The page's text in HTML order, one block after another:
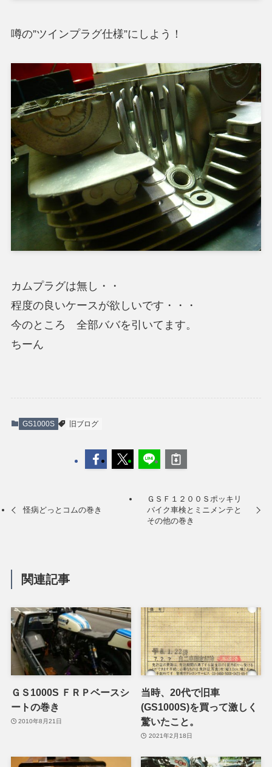
噂の”ツインプラグ仕様”にしよう！
カムプラグは無し・・
程度の良いケースが欲しいです・・・
今のところ 全部ババを引いてます。
ちーん
GS1000S 旧ブログ
怪病どっとコムの巻き
ＧＳＦ１２００Ｓポッキリ
バイク車検とミニメンテと
その他の巻き
関連記事
ＧＳ1000S ＦＲＰベースシ
ートの巻き
2010年8月21日
当時、20代で旧車
(GS1000S)を買って激しく
驚いたこと。
2021年2月18日